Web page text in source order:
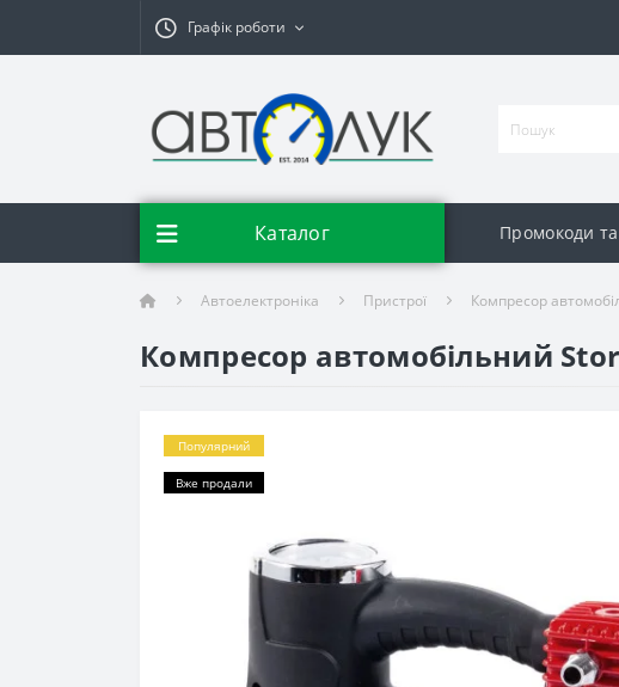
Графік роботи
Каталог Промокоди та
Автоелектроніка Пристрої Компресор
Компресор автомобільний
Популярний
Вже продали